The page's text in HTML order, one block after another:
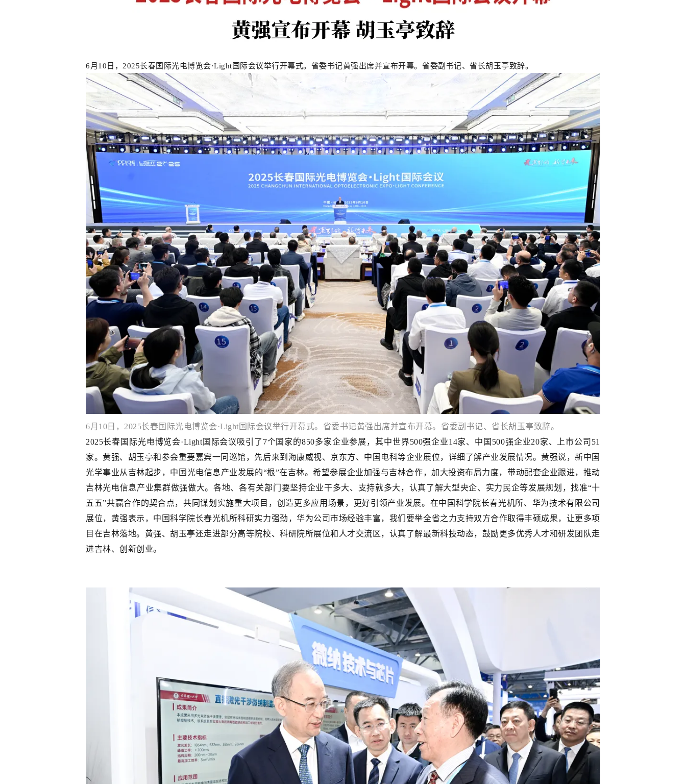
6月10日，2025长春国际光电博览会·Light国际会议举行开幕式。省委书记黄强出席并宣布开幕。省委副书记、省长胡玉亭致辞。
6月10日，2025长春国际光电博览会·Light国际会议举行开幕式。省委书记黄强出席并宣布开幕。省委副书记、省长胡玉亭致辞。
2025长春国际光电博览会·Light国际会议吸引了7个国家的850多家企业参展，其中世界500强企业14家、中国500强企业20家、上市公司51
家。黄强、胡玉亭和参会重要嘉宾一同巡馆，先后来到海康威视、京东方、中国电科等企业展位，详细了解产业发展情况。黄强说，新中国
光学事业从吉林起步，中国光电信息产业发展的“根”在吉林。希望参展企业加强与吉林合作，加大投资布局力度，带动配套企业跟进，推动
吉林光电信息产业集群做强做大。各地、各有关部门要坚持企业干多大、支持就多大，认真了解大型央企、实力民企等发展规划，找准“十
五五”共赢合作的契合点，共同谋划实施重大项目，创造更多应用场景，更好引领产业发展。在中国科学院长春光机所、华为技术有限公司
展位，黄强表示，中国科学院长春光机所科研实力强劲，华为公司市场经验丰富，我们要举全省之力支持双方合作取得丰硕成果，让更多项
目在吉林落地。黄强、胡玉亭还走进部分高等院校、科研院所展位和人才交流区，认真了解最新科技动态，鼓励更多优秀人才和研发团队走
进吉林、创新创业。